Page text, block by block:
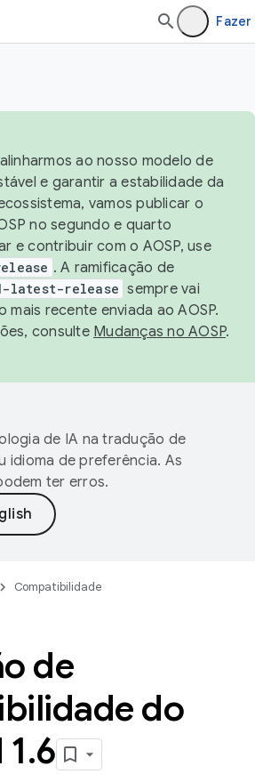
ao nosso modelo de
e garantir a estabilidade da
vamos publicar o
no segundo e quarto
e contribuir com o AOSP, use
. A ramificação de
latest-release sempre vai
mais recente enviada ao AOSP.
consulte Mudanças no AOSP.
de IA na tradução de
idioma de preferência. As
ter erros.
Compatibilidade
de
do
.6